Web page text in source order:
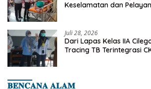
Keselamatan dan
Juli 28, 2026
Dari Lapas Kelas IIA
Tracing TB Terintegrasi
𝐁𝐄𝐍𝐂𝐀𝐍𝐀 𝐀𝐋𝐀𝐌